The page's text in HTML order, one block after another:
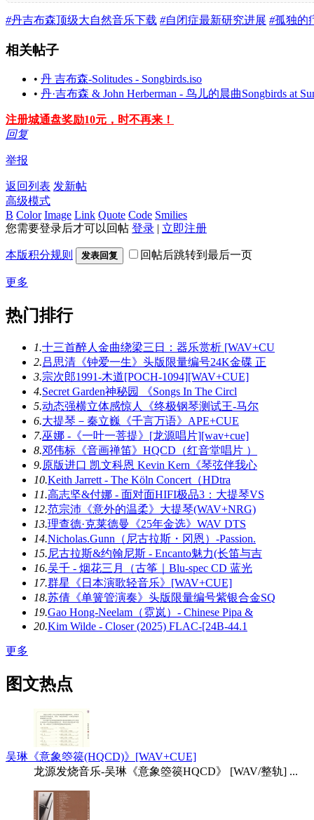
#丹吉布森顶级大自然音乐下载 #自闭症最新研究进展 #孤独的
相关帖子
• 丹 吉布森-Solitudes - Songbirds.iso
• 丹·吉布森 & John Herberman - 鸟儿的晨曲Songbirds at
注册城通盘奖励10元，时不再来！
回复
举报
返回列表 发新帖
高级模式
B Color Image Link Quote Code Smilies
您需要登录后才可以回帖 登录 | 立即注册
本版积分规则 发表回复 回帖后跳转到最后一页
更多
热门排行
1.十三首醉人金曲绕梁三日：器乐赏析 [WAV+CU
2.吕思清《钟爱一生》头版限量编号24K金碟 正
3.宗次郎1991-木道[POCH-1094][WAV+CUE]
4.Secret Garden神秘园 《Songs In The Circl
5.动态强横立体感惊人《终极钢琴测试王-马尔
6.大提琴－秦立巍《千言万语》APE+CUE
7.巫娜 -《一叶一菩提》[龙源唱片][wav+cue]
8.邓伟标《音画禅笛》HQCD（红音堂唱片 ）
9.原版进口 凯文科恩 Kevin Kern《琴弦伴我心
10.Keith Jarrett - The Köln Concert（HDtra
11.高志坚&付娜 - 面对面HIFI极品3：大提琴VS
12.范宗沛《意外的温柔》大提琴(WAV+NRG)
13.理查德·克莱德曼《25年金选》WAV DTS
14.Nicholas.Gunn（尼古拉斯・冈恩）-Passion.
15.尼古拉斯&约翰尼斯 - Encanto魅力(长笛与吉
16.吴千 - 烟花三月（古筝｜Blu-spec CD 蓝光
17.群星《日本演歌轻音乐》[WAV+CUE]
18.苏倩《单簧管演奏》头版限量编号紫银合金SQ
19.Gao Hong-Neelam（霓岚）- Chinese Pipa &
20.Kim Wilde - Closer (2025) FLAC-[24B-44.1
更多
图文热点
吴琳《意象箜篌(HQCD)》[WAV+CUE]
龙源发烧音乐-吴琳《意象箜篌HQCD》 [WAV/整轨] ...